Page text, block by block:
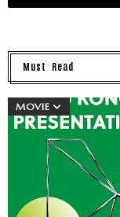
Must Read
MOVIE